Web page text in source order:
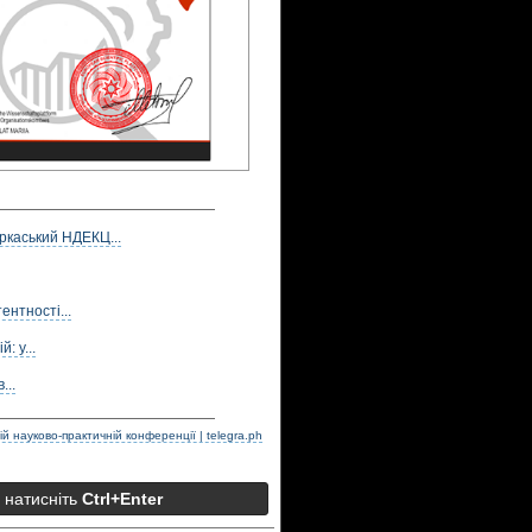
НДЕКЦ...
у...
науково-практичній конференції | telegra.ph
Ctrl+Enter